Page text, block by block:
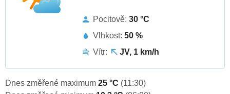
Pocitově: 30 °C
Vlhkost: 50 %
Vítr:
JV, 1 km/h
Dnes změřené maximum 25 °C (11:30)